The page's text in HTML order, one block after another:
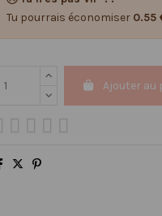
Tu pourrais économiser 0.55
Ajouter au